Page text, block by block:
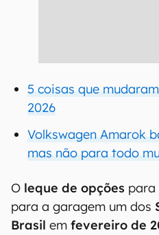
5 coisas que
2026
Volkswagen Amarok
mas não para todo
O leque de opções para
para a garagem um dos
Brasil em fevereiro de